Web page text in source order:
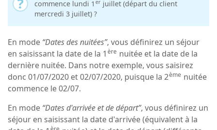
commence lundi 1 er juillet (départ du client
mercredi 3 juillet) ?
En mode “Dates des nuitées”, vous définirez un séjour
en saisissant la date de la 1 ère nuitée et la date de la
dernière nuitée. Dans notre exemple, vous saisirez
donc 01/07/2020 et 02/07/2020, puisque la 2ème nuitée
commence le 02/07.
En mode “Dates d'arrivée et de départ”, vous définirez un
séjour en saisissant la date d'arrivée (équivalent à la